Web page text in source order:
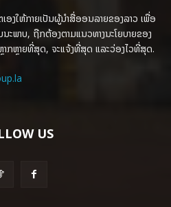
ອງໃຫ້ກາຍເປັນຜູ້ນຳສື່ອອນລາຍຂອງລາວ ເພື່ອ
ະພາບ, ຖືກຕ້ອງຕາມແນວທາງນະໂຍບາຍຂອງ
ກຫຼາຍທີ່ສຸດ, ຈະແຈ້ງທີ່ສຸດ ແລະວ່ອງໄວທີ່ສຸດ.
US